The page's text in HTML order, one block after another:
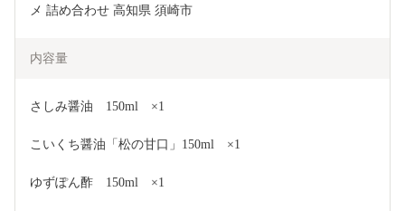
メ 詰め合わせ 高知県 須崎市
内容量
さしみ醤油　150ml　×1
こいくち醤油「松の甘口」150ml　×1
ゆずぽん酢　150ml　×1